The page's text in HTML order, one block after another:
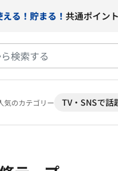
る！貯まる！ 共通ポイン
気のカテゴリー TV・SNSで話